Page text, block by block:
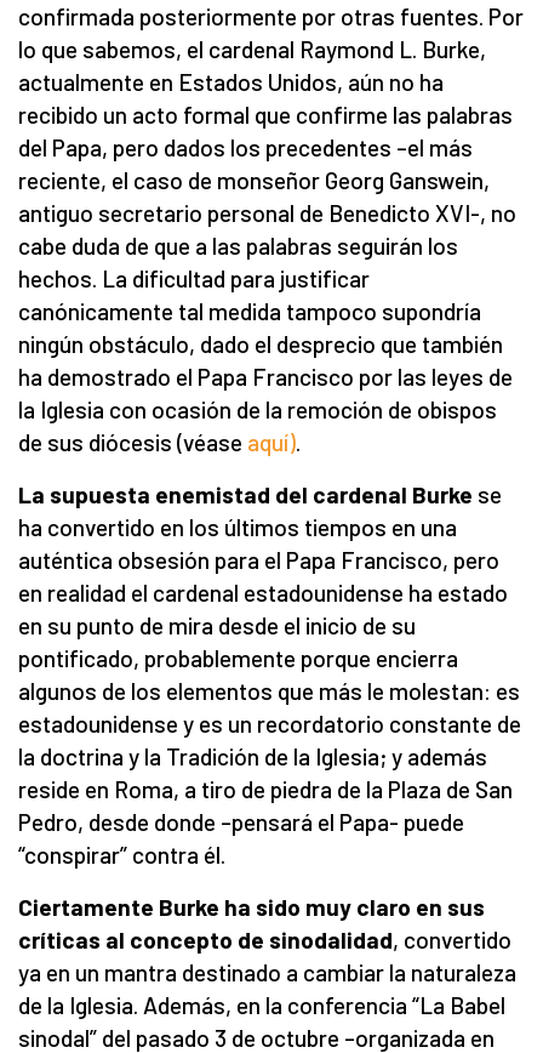
confirmada posteriormente por otras fuentes. Por
lo que sabemos, el cardenal Raymond L. Burke,
actualmente en Estados Unidos, aún no ha
recibido un acto formal que confirme las palabras
del Papa, pero dados los precedentes –el más
reciente, el caso de monseñor Georg Ganswein,
antiguo secretario personal de Benedicto XVI-, no
cabe duda de que a las palabras seguirán los
hechos. La dificultad para justificar
canónicamente tal medida tampoco supondría
ningún obstáculo, dado el desprecio que también
ha demostrado el Papa Francisco por las leyes de
la Iglesia con ocasión de la remoción de obispos
de sus diócesis (véase aquí)
La supuesta enemistad del cardenal Burke se
ha convertido en los últimos tiempos en una
auténtica obsesión para el Papa Francisco, pero
en realidad el cardenal estadounidense ha estado
en su punto de mira desde el inicio de su
pontificado, probablemente porque encierra
algunos de los elementos que más le molestan: es
estadounidense y es un recordatorio constante de
la doctrina y la Tradición de la Iglesia; y además
reside en Roma, a tiro de piedra de la Plaza de San
Pedro, desde donde –pensará el Papa- puede
“conspirar” contra él.
Ciertamente Burke ha sido muy claro en sus
críticas al concepto de sinodalidad, convertido
ya en un mantra destinado a cambiar la naturaleza
de la Iglesia. Además, en la conferencia “La Babel
sinodal” del pasado 3 de octubre –organizada en